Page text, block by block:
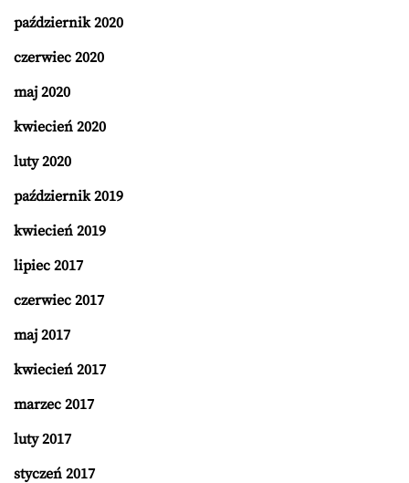
październik 2020
czerwiec 2020
maj 2020
kwiecień 2020
luty 2020
październik 2019
kwiecień 2019
lipiec 2017
czerwiec 2017
maj 2017
kwiecień 2017
marzec 2017
luty 2017
styczeń 2017